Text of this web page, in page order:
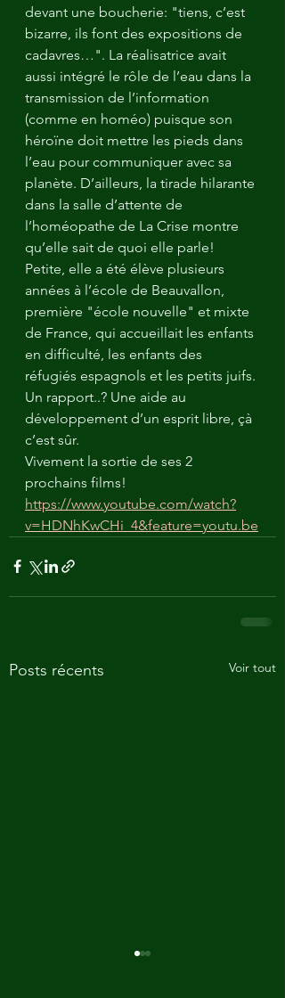
devant une boucherie: "tiens, c’est
bizarre, ils font des expositions de
cadavres…". La réalisatrice avait
aussi intégré le rôle de l’eau dans la
transmission de l’information
(comme en homéo) puisque son
héroïne doit mettre les pieds dans
l’eau pour communiquer avec sa
planète. D’ailleurs, la tirade hilarante
dans la salle d’attente de
l’homéopathe de La Crise montre
qu’elle sait de quoi elle parle!
Petite, elle a été élève plusieurs
années à l’école de Beauvallon,
première "école nouvelle" et mixte
de France, qui accueillait les enfants
en difficulté, les enfants des
réfugiés espagnols et les petits juifs.
Un rapport..? Une aide au
développement d’un esprit libre, çà
c’est sûr.
Vivement la sortie de ses 2
prochains films!
https://www.youtube.com/watch?
v=HDNhKwCHi_4&feature=youtu.be
Posts récents Voir tout